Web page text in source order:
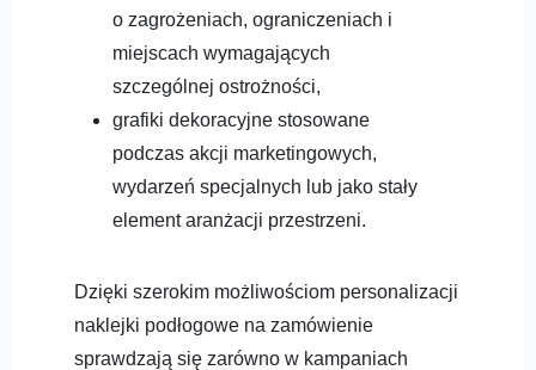
o zagrożeniach, ograniczeniach i
miejscach wymagających
szczególnej ostrożności,
grafiki dekoracyjne stosowane
podczas akcji marketingowych,
wydarzeń specjalnych lub jako stały
element aranżacji przestrzeni.
Dzięki szerokim możliwościom personalizacji
naklejki podłogowe na zamówienie
sprawdzają się zarówno w kampaniach